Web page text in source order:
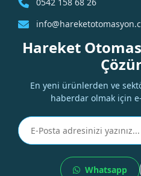
Hareket
En yeni ürünlerden ve
haberdar olmak için
Whatsapp